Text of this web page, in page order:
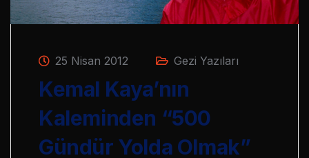
25 Nisan 2012 Gezi Yazıları
Kemal Kaya’nın
Kaleminden “500
Gündür Yolda Olmak”